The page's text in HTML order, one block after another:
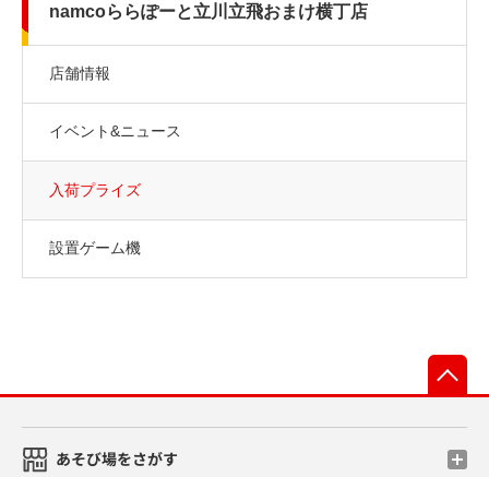
namcoららぽーと立川立飛おまけ横丁店
店舗情報
イベント&ニュース
入荷プライズ
設置ゲーム機
あそび場をさがす